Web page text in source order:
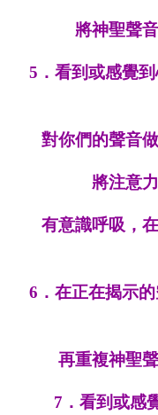
將神聖聲
5． 看到或感覺
對你們的聲音
將注意
有意識呼吸，
6． 在正在揭示
再重複神聖
7．看到或感